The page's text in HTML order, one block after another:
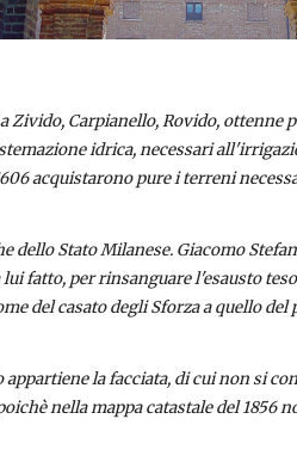
Zivido, Carpianello, Rovido, ottenne
idrica, necessari
acquistarono pure i terreni
dello Stato Milanese. Giacomo
fatto, per rinsanguare l'esausto
del casato degli Sforza a quello del
la facciata, di cui non si
nella mappa catastale del 1856